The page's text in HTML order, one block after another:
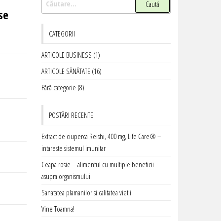
după:
CATEGORII
ARTICOLE BUSINESS (1)
ARTICOLE SĂNĂTATE (16)
Fără categorie (8)
POSTĂRI RECENTE
Extract de ciuperca Reishi, 400 mg, Life Care® –
intareste sistemul imunitar
Ceapa rosie – alimentul cu multiple beneficii
asupra organismului.
Sanatatea plamanilor si calitatea vietii
Vine Toamna!